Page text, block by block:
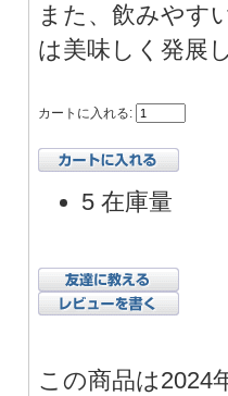
また、飲みやす
は美味しく発展
カートに入れる:
5 在庫量
この商品は2024